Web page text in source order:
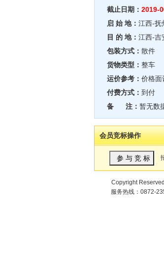
截止日期： 2019-
启 始 地： 江西-抚
目 的 地： 江西-吉
包装方式： 散件
货物类型： 整车
运价参考： 价格面
付费方式： 到付
备 注： 暂无数
会员竞标操作
Copyright
服务热线：0872-